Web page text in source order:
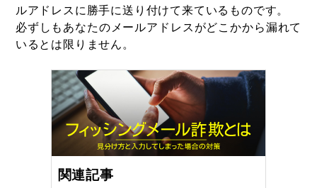
ルアドレスに勝手に送り付けて来ているものです。
必ずしもあなたのメールアドレスがどこかから漏れて
いるとは限りません。
関連記事